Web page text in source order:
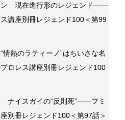
ン 現在進行形のレジェンド――
講座別冊レジェンド100＜第99
熱のラティーノ”はちいさな名
ロレス講座別冊レジェンド100
ナイスガイの“反則死”――フミ
別冊レジェンド100＜第97話＞